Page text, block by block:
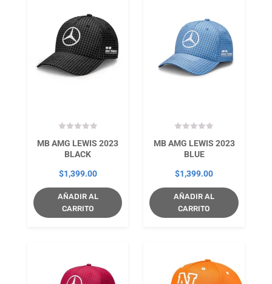
MB AMG LEWIS 2023
BLACK
$1,399.00
AÑADIR AL
CARRITO
MB AMG LEWIS 2023
BLUE
$1,399.00
AÑADIR AL
CARRITO